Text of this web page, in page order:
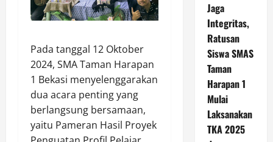
Pada tanggal 12 Oktober
2024, SMA Taman Harapan
1 Bekasi menyelenggarakan
dua acara penting yang
berlangsung bersamaan,
yaitu Pameran Hasil Proyek
Jaga
Integritas,
Ratusan
Siswa SMAS
Taman
Harapan 1
Mulai
Laksanakan
TKA 2025